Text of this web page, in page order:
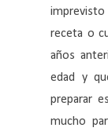
receta o
años
edad y
preparar
mucho